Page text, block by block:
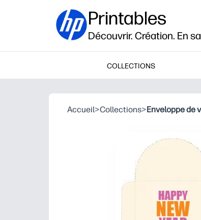
Printables
Découvrir. Création. En
COLLECTIONS
Accueil>Collections>Enveloppe de